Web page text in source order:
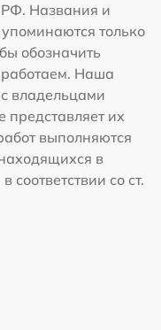
РФ. Названия и
только
обозначить
работаем. Наша
владельцами
представляет их
выполняются
в
со ст.